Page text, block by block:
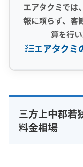
エアタクミでは
報に頼らず、客
算を行
エアタクミ
完全分解洗浄 部分
資格保有スタッフ
三方上中郡若
料金相場